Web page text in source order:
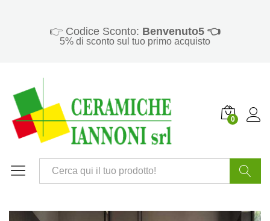
👉 Codice Sconto: Benvenuto5 👈
5% di sconto sul tuo primo acquisto
0